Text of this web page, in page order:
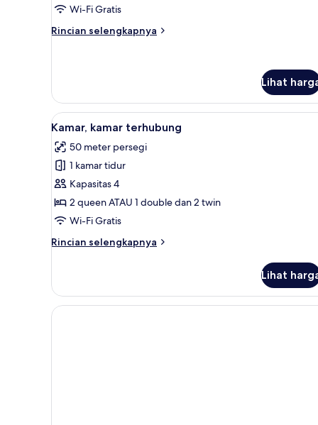
Wi-Fi Gratis
Rincian selengkapnya
Rincian
Bristol
Lihat
Lihat
semua
foto
untuk
Kamar,
kamar
terhubung
1 kamar tidur, seprai premium,
6
Kamar, kamar terhubung
50 meter persegi
1 kamar tidur
Kapasitas 4
2 queen ATAU 1 double dan 2 twin
Wi-Fi Gratis
Rincian selengkapnya
Rincian
Kamar,
kamar
terhubung
Lihat